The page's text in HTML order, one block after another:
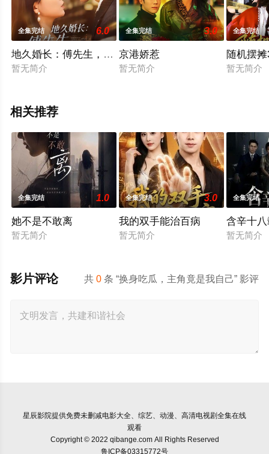
全集完结 6.0
地久婚长：傅先生，余婚多指教
暂无简介
全集完结 3.0
京港娇惹
暂无简介
全集完结
随机摆
暂无简介
相关推荐
全集完结 1.0
她不是不敢离
暂无简介
全集完结 3.0
我的双手能治百病
暂无简介
全集完结
含辛十
暂无简介
共0 条 “换身吃瓜，主角竟是我自己” 影评
影片评论
星辰影院提供免费未删减电影大全、综艺、动漫、高清电视剧全集在线
观看
Copyright © 2022 qibange.com All Rights Reserved
鲁ICP备03315772号